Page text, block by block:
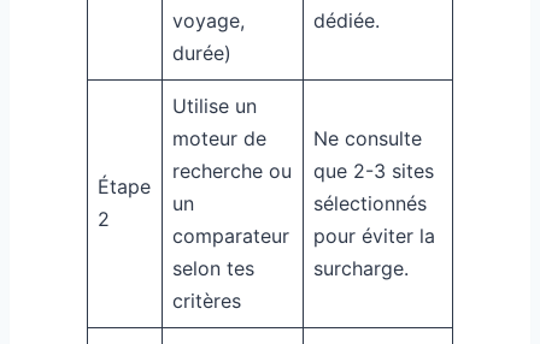
voyage,
durée)
dédiée.
Étape
2
Utilise un
moteur de
recherche ou
un
comparateur
selon tes
critères
Ne consulte
que 2-3 sites
sélectionnés
pour éviter la
surcharge.